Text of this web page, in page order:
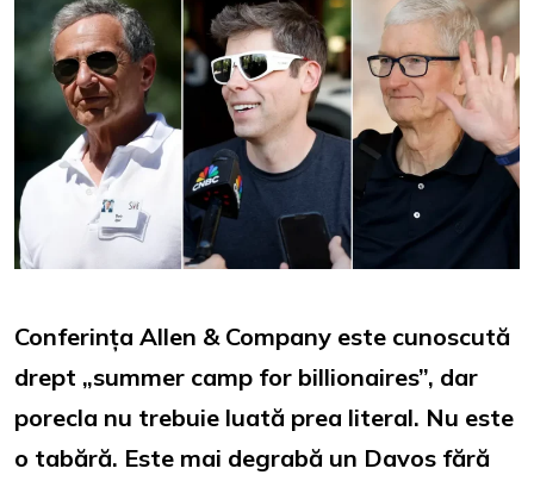
Conferința Allen & Company este cunoscută
drept „summer camp for billionaires”, dar
porecla nu trebuie luată prea literal. Nu este
o tabără. Este mai degrabă un Davos fără